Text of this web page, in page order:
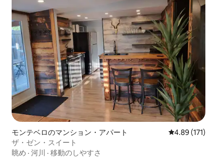
モンテベロのマンション・アパート レビュー171
4.89 (171)
ザ・ゼン・スイート
眺め · 河川 · 移動のしやすさ